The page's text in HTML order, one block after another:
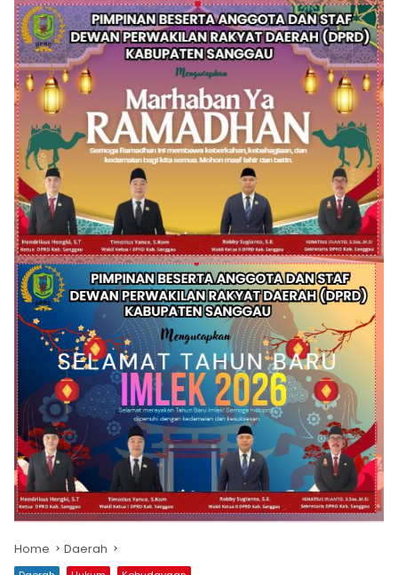
Home Daerah